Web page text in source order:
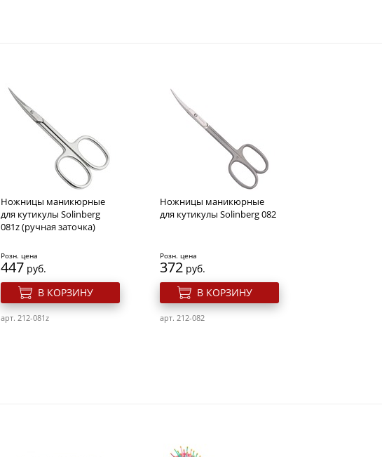
Ножницы маникюрные
для кутикулы Solinberg
081z (ручная заточка)
Розн. цена
447 руб.
В КОРЗИНУ
арт. 212-081z
Ножницы маникюрные
для кутикулы Solinberg 082
Розн. цена
372 руб.
В КОРЗИНУ
арт. 212-082